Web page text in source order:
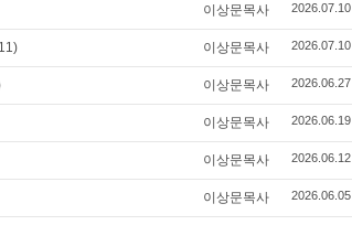
이상문목사 2026.07.10
이상문목사 2026.07.10
이상문목사 2026.06.27
이상문목사 2026.06.19
이상문목사 2026.06.12
이상문목사 2026.06.05